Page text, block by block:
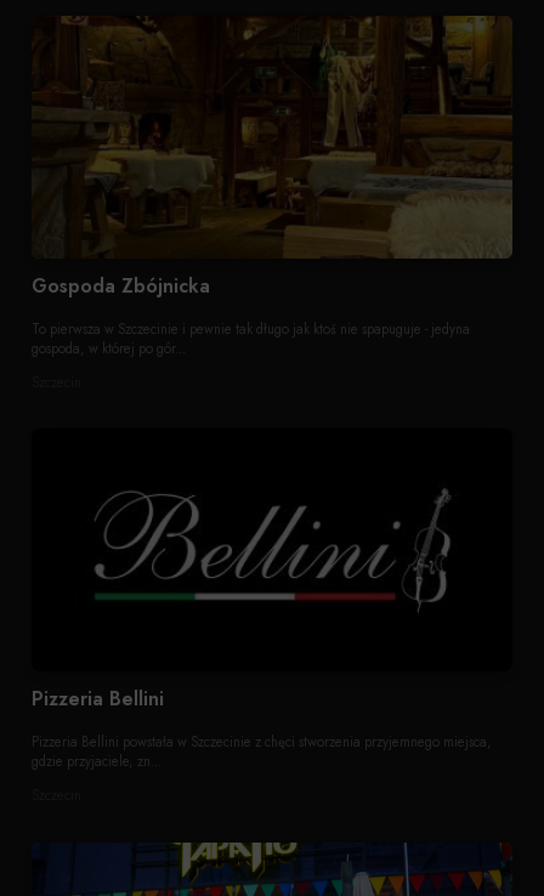
Gospoda Zbójnicka
To pierwsza w Szczecinie i pewnie tak długo jak ktoś nie spapuguje - jedyna
gospoda, w której po gór...
Pizzeria Bellini
Pizzeria Bellini powstała w Szczecinie z chęci stworzenia przyjemnego miejsca,
gdzie przyjaciele, zn...